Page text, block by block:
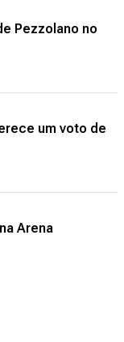
Pezzolano no
um voto de
Arena